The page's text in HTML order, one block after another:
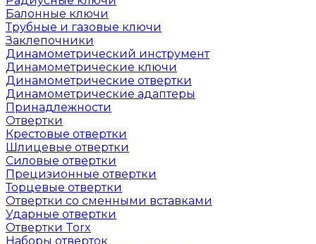
Балонные ключи
Трубные и газовые ключи
Заклепочники
Динамометрический инструмент
Динамометрические ключи
Динамометрические отвертки
Динамометрические адаптеры
Принадлежности
Отвертки
Крестовые отвертки
Шлицевые отвертки
Силовые отвертки
Прецизионные отвертки
Торцевые отвертки
Отвертки со сменными вставками
Ударные отвертки
Отвертки Torx
Наборы отверток